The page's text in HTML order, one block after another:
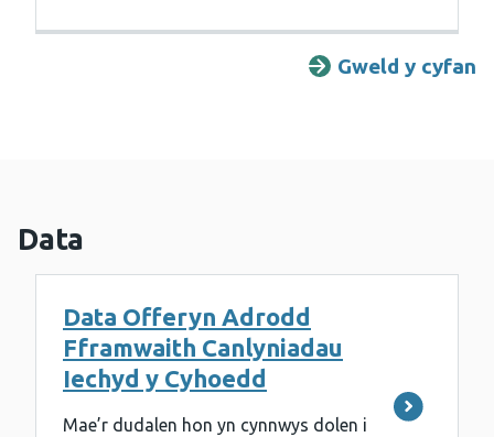
Gweld y cyfan
Data
Data Offeryn Adrodd
Fframwaith Canlyniadau
Iechyd y Cyhoedd
Mae’r dudalen hon yn cynnwys dolen i